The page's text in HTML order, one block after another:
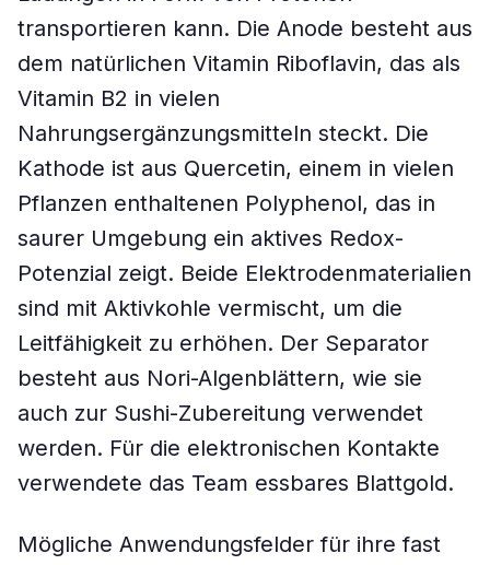
transportieren kann. Die Anode besteht aus
dem natürlichen Vitamin Riboflavin, das als
Vitamin B2 in vielen
Nahrungsergänzungsmitteln steckt. Die
Kathode ist aus Quercetin, einem in vielen
Pflanzen enthaltenen Polyphenol, das in
saurer Umgebung ein aktives Redox-
Potenzial zeigt. Beide Elektrodenmaterialien
sind mit Aktivkohle vermischt, um die
Leitfähigkeit zu erhöhen. Der Separator
besteht aus Nori-Algenblättern, wie sie
auch zur Sushi-Zubereitung verwendet
werden. Für die elektronischen Kontakte
verwendete das Team essbares Blattgold.
Mögliche Anwendungsfelder für ihre fast